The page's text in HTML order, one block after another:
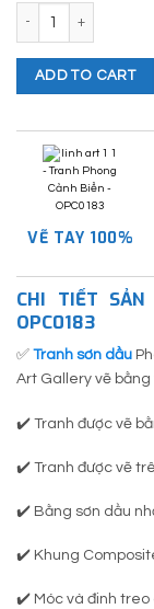
ADD TO CART
VẼ TAY 100%
CHI TIẾT
OPC0183
✅Tranh sơn dầu
Art Gallery vẽ bằng
✔️ Tranh được vẽ
✔️ Tranh được vẽ
✔️ Bằng sơn dầu
✔️ Khung
✔️ Móc và đinh treo